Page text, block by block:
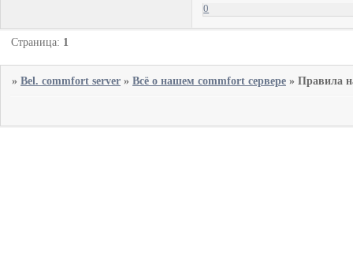
0
Страница: 1
»Bel. commfort server »Всё о нашем commfort сервере »Правила